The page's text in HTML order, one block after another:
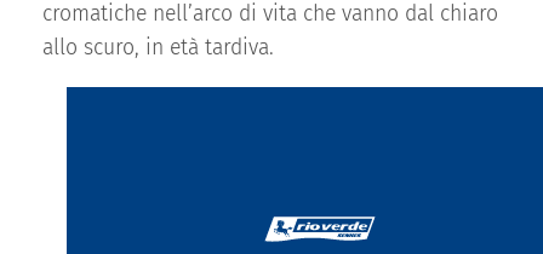
cromatiche nell’arco di vita che vanno dal chiaro
allo scuro, in età tardiva.